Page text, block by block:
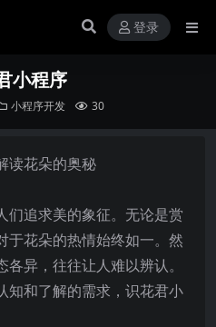
登录
小程序
小程序开发 30
读花朵的奥秘
们追求美的象征。无论是赏
于花朵的热情始终如一。然
异，往往让人难以辨认。
知和了解的需求，识花君小